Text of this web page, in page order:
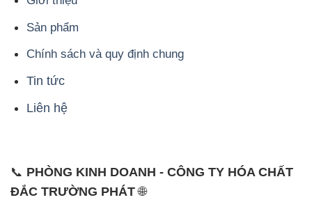
Liên hệ
📞
PHÒNG KINH DOANH - CÔNG TY HÓA CHẤT
ĐẮC TRƯỜNG PHÁT
- 028.3756.1835 - 028.3756.1840 - 028.3756.1841-